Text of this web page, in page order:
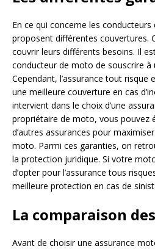
En ce qui concerne les
proposent différentes couvertures.
couvrir leurs différents besoins. Il
conducteur de moto de souscrire à
Cependant, l’assurance tout
une meilleure couverture en cas
intervient dans le choix d’une
propriétaire de moto, vous pouvez
d’autres assurances pour
moto. Parmi ces garanties, on
la protection juridique. Si votre
d’opter pour l’assurance tous
meilleure protection en cas de
La comparaison
Avant de choisir une assurance